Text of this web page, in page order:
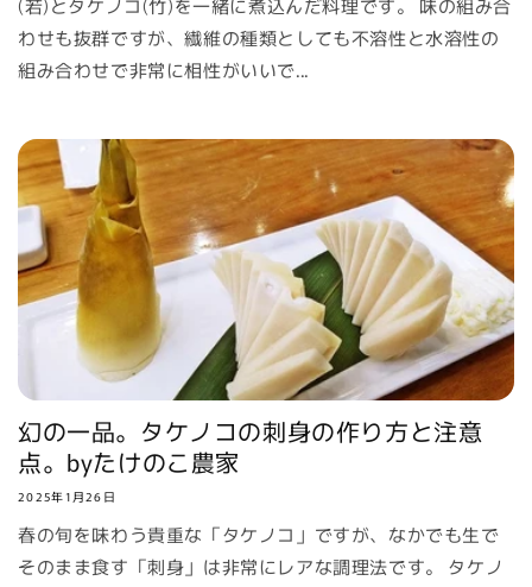
(若)とタケノコ(竹)を一緒に煮込んだ料理です。 味の組み合
わせも抜群ですが、繊維の種類としても不溶性と水溶性の
組み合わせで非常に相性がいいで...
幻の一品。タケノコの刺身の作り方と注意
点。byたけのこ農家
2025年1月26日
春の旬を味わう貴重な「タケノコ」ですが、なかでも生で
そのまま食す「刺身」は非常にレアな調理法です。 タケノ